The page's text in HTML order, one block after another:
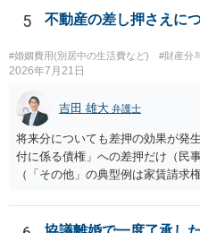
とはできないというお答えになっ
5 不動産の差し押さえに
#婚姻費用(別居中の生活費など) #財産分
2026年7月21日
吉田 雄大 弁護士
将来分についても差押の効果が発
付に係る債権」への差押だけ（民
（「その他」の典型例は家賃請求
のみが配当の対象です。